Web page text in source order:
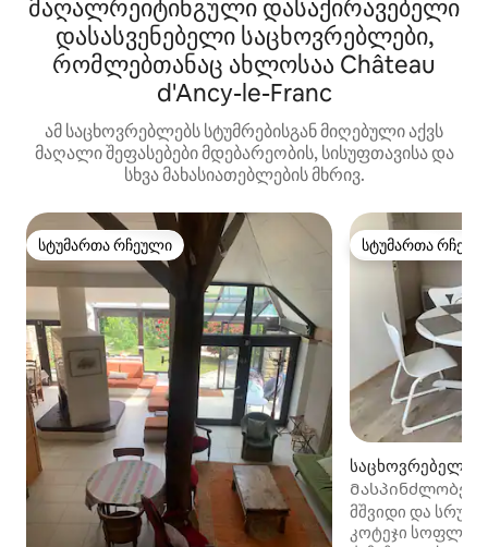
მაღალრეიტინგული დასაქირავებელი
დასასვენებელი საცხოვრებლები,
რომლებთანაც ახლოსაა Château
d'Ancy-le-Franc
ამ საცხოვრებლებს სტუმრებისგან მიღებული აქვს
მაღალი შეფასებები მდებარეობის, სისუფთავისა და
სხვა მახასიათებლების მხრივ.
სტუმართა რჩეული
სტუმართა რჩეული სტუმართა
სტუმართა
საცხოვრებელი
ranc)
Მასპინძლობენ
ვირჯინია
მშვიდი და
კოტეჯი სოფლის